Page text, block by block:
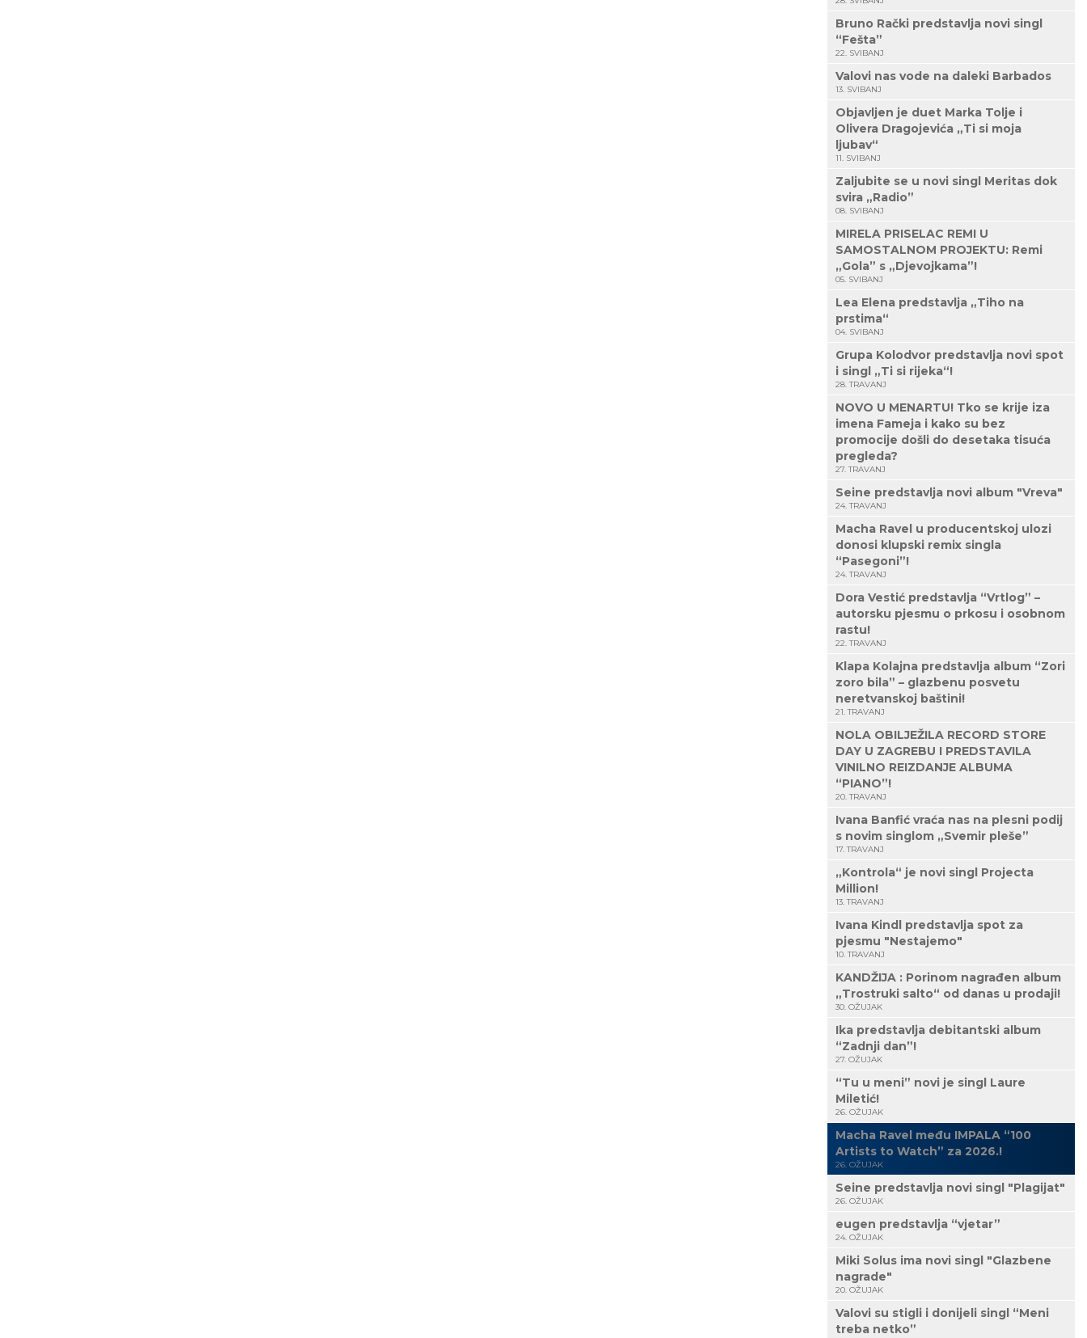
Bruno Rački predstavlja novi singl
“Fešta”
22. SVIBANJ
Valovi nas vode na daleki Barbados
13. SVIBANJ
Objavljen je duet Marka Tolje i
Olivera Dragojevića „Ti si moja
ljubav“
11. SVIBANJ
Zaljubite se u novi singl Meritas dok
svira „Radio”
08. SVIBANJ
MIRELA PRISELAC REMI U
SAMOSTALNOM PROJEKTU: Remi
„Gola” s „Djevojkama”!
05. SVIBANJ
Lea Elena predstavlja „Tiho na
prstima“
04. SVIBANJ
Grupa Kolodvor predstavlja novi spot
i singl „Ti si rijeka“!
28. TRAVANJ
NOVO U MENARTU! Tko se krije iza
imena Fameja i kako su bez
promocije došli do desetaka tisuća
pregleda?
27. TRAVANJ
Seine predstavlja novi album "Vreva"
24. TRAVANJ
Macha Ravel u producentskoj ulozi
donosi klupski remix singla
“Pasegoni”!
24. TRAVANJ
Dora Vestić predstavlja “Vrtlog” –
autorsku pjesmu o prkosu i osobnom
rastu!
22. TRAVANJ
Klapa Kolajna predstavlja album “Zori
zoro bila” – glazbenu posvetu
neretvanskoj baštini!
21. TRAVANJ
NOLA OBILJEŽILA RECORD STORE
DAY U ZAGREBU I PREDSTAVILA
VINILNO REIZDANJE ALBUMA
“PIANO”!
20. TRAVANJ
Ivana Banfić vraća nas na plesni podij
s novim singlom „Svemir pleše”
17. TRAVANJ
„Kontrola“ je novi singl Projecta
Million!
13. TRAVANJ
Ivana Kindl predstavlja spot za
pjesmu "Nestajemo"
10. TRAVANJ
KANDŽIJA : Porinom nagrađen album
„Trostruki salto“ od danas u prodaji!
30. OŽUJAK
Ika predstavlja debitantski album
“Zadnji dan”!
27. OŽUJAK
“Tu u meni” novi je singl Laure
Miletić!
26. OŽUJAK
Macha Ravel među IMPALA “100
Artists to Watch” za 2026.!
26. OŽUJAK
Seine predstavlja novi singl "Plagijat"
26. OŽUJAK
eugen predstavlja “vjetar”
24. OŽUJAK
Miki Solus ima novi singl "Glazbene
nagrade"
20. OŽUJAK
Valovi su stigli i donijeli singl “Meni
treba netko”